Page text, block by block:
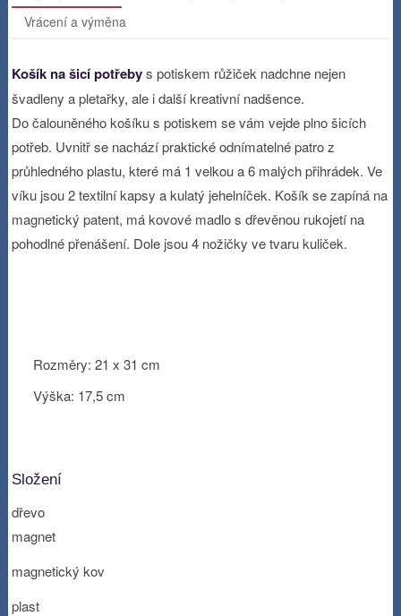
Vrácení a výměna
Košík na šicí potřebys potiskem růžiček nadchne nejen
švadleny a pletařky, ale i další kreativní nadšence.
Do čalouněného košíku s potiskem se vám vejde plno šicích
potřeb. Uvnitř se nachází praktické odnímatelné patro z
průhledného plastu, které má 1 velkou a 6 malých přihrádek. Ve
víku jsou 2 textilní kapsy a kulatý jehelníček. Košík se zapíná na
magnetický patent, má kovové madlo s dřevěnou rukojetí na
pohodlné přenášení. Dole jsou 4 nožičky ve tvaru kuliček.
Rozměry: 21 x 31 cm
Výška: 17,5 cm
Složení
dřevo
magnet
magnetický kov
plast